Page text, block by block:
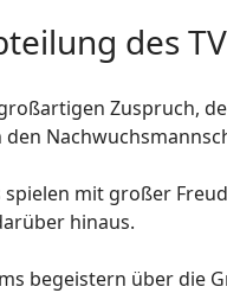
des
Zuspruch,
den
mit großer
hinaus.
begeistern über die